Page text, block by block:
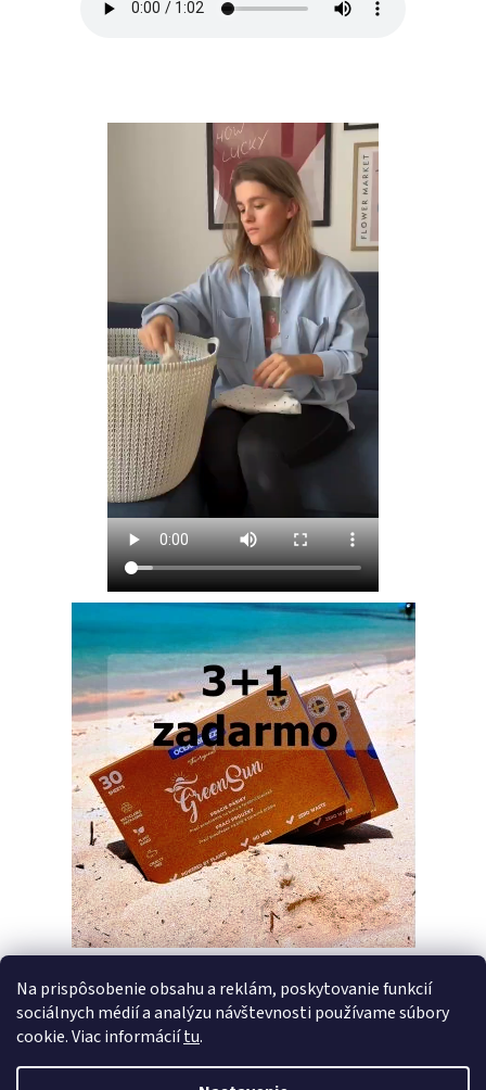
Na prispôsobenie obsahu a reklám, poskytovanie funkcií
sociálnych médií a analýzu návštevnosti používame súbory
cookie. Viac informáciítu.
PREDCHÁDZAJÚCI ČLÁNOK